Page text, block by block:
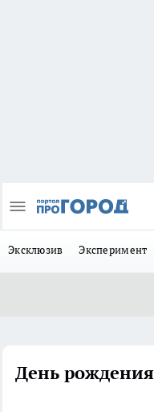
Эксклюзив Эксперимент
День